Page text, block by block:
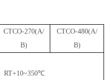
CTCO-270(A/
B)
CTCO-480(A/
B)
RT+10~350℃